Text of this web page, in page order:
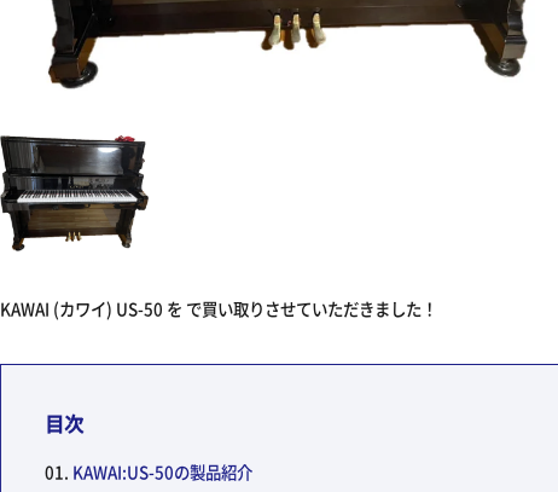
KAWAI (カワイ) US-50 を で買い取りさせていただきました！
目次
KAWAI:US-50の製品紹介